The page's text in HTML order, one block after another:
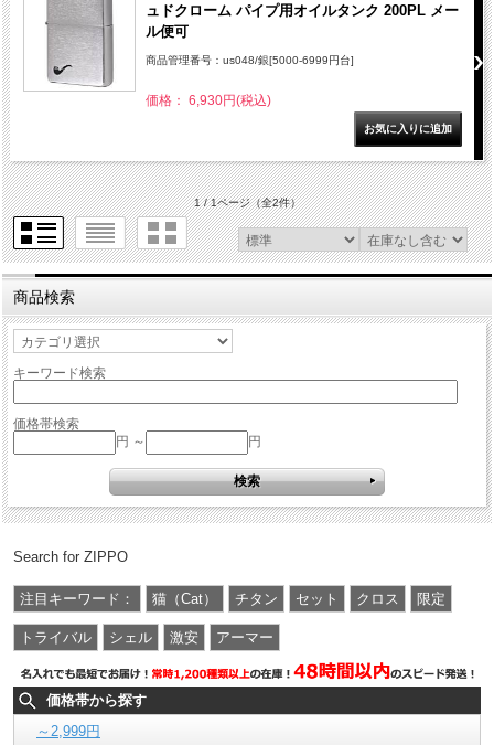
ュドクローム パイプ用オイルタンク 200PL メー
ル便可
商品管理番号：us048/銀[5000-6999円台]
価格： 6,930円(税込)
1 / 1ページ（全2件）
商品検索
キーワード検索
価格帯検索
円 ～
円
Search for ZIPPO
注目キーワード： 猫（Cat） チタン セット クロス 限定
トライバル シェル 激安 アーマー
価格帯から探す
～2,999円